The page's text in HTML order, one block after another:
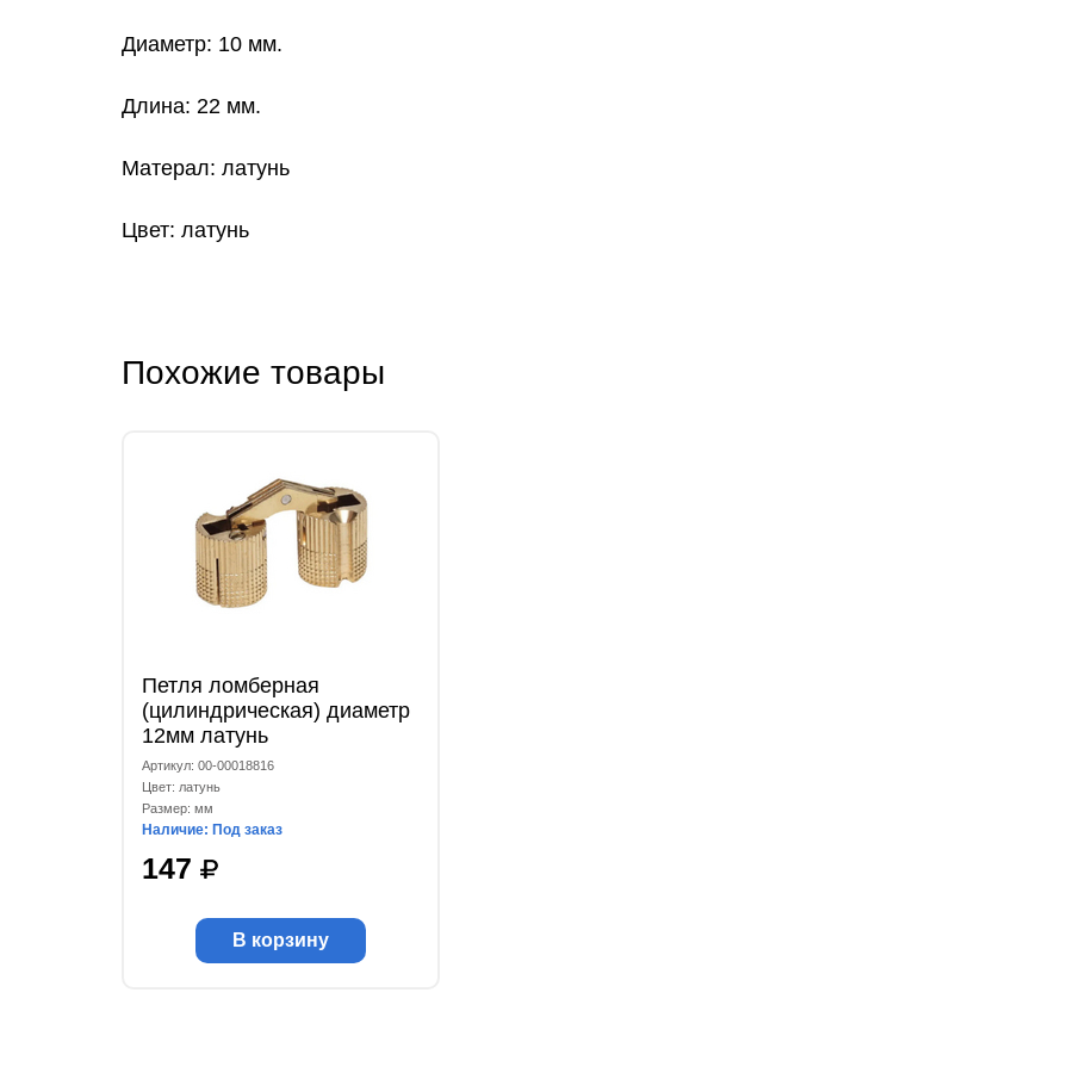
Диаметр: 10 мм.
Длина: 22 мм.
Матерал: латунь
Цвет: латунь
Похожие товары
Петля ломберная
(цилиндрическая) диаметр
12мм латунь
Артикул: 00-00018816
Цвет: латунь
Размер: мм
Наличие: Под заказ
147
В корзину